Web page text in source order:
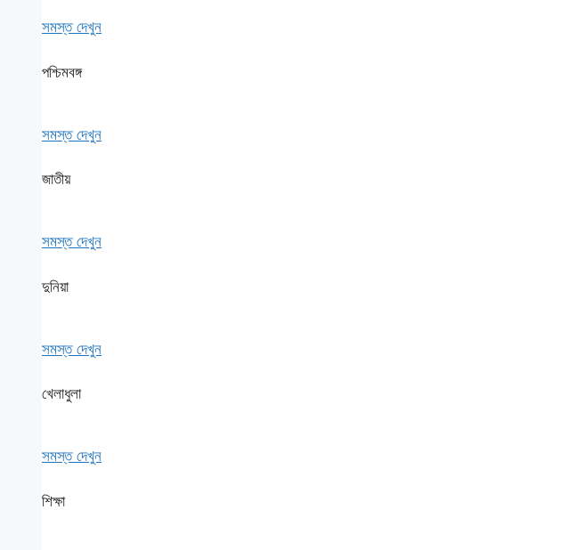
সমস্ত দেখুন
পশ্চিমবঙ্গ
সমস্ত দেখুন
জাতীয়
সমস্ত দেখুন
দুনিয়া
সমস্ত দেখুন
খেলাধুলা
সমস্ত দেখুন
শিক্ষা